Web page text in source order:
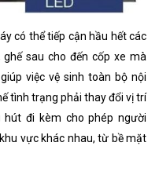
có thể tiếp cận hầu hết các
sau cho đến cốp xe mà
việc vệ sinh toàn bộ nội
tình trạng phải thay đổi vị trí
hút đi kèm cho phép người
vực khác nhau, từ bề mặt